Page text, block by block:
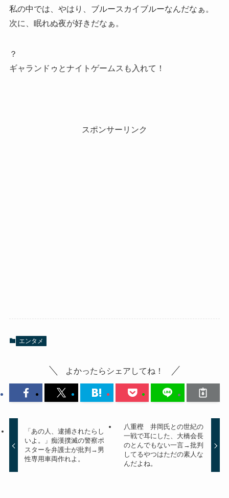
私の中では、やはり、ブルースカイブルーなんだなぁ。
次に、眠れぬ夜が好きだなぁ。
？
ギャランドゥとナイトゲームスも入れて！
スポンサーリンク
エンタメ
よかったらシェアしてね！
「あの人、逮捕されたらし
いよ。」痴漢撲滅の警察ポ
スターを弁護士が批判→男
性専用車両作れよ。
八重樫 井岡氏との世紀の
一戦で耳にした、大橋会長
のとんでもない一言→批判
してるやつはただの素人な
んだよね。